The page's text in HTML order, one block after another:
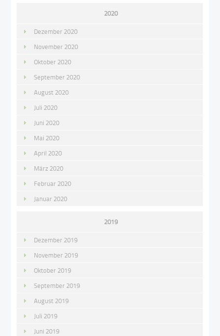
2020
Dezember 2020
November 2020
Oktober 2020
September 2020
August 2020
Juli 2020
Juni 2020
Mai 2020
April 2020
März 2020
Februar 2020
Januar 2020
2019
Dezember 2019
November 2019
Oktober 2019
September 2019
August 2019
Juli 2019
Juni 2019